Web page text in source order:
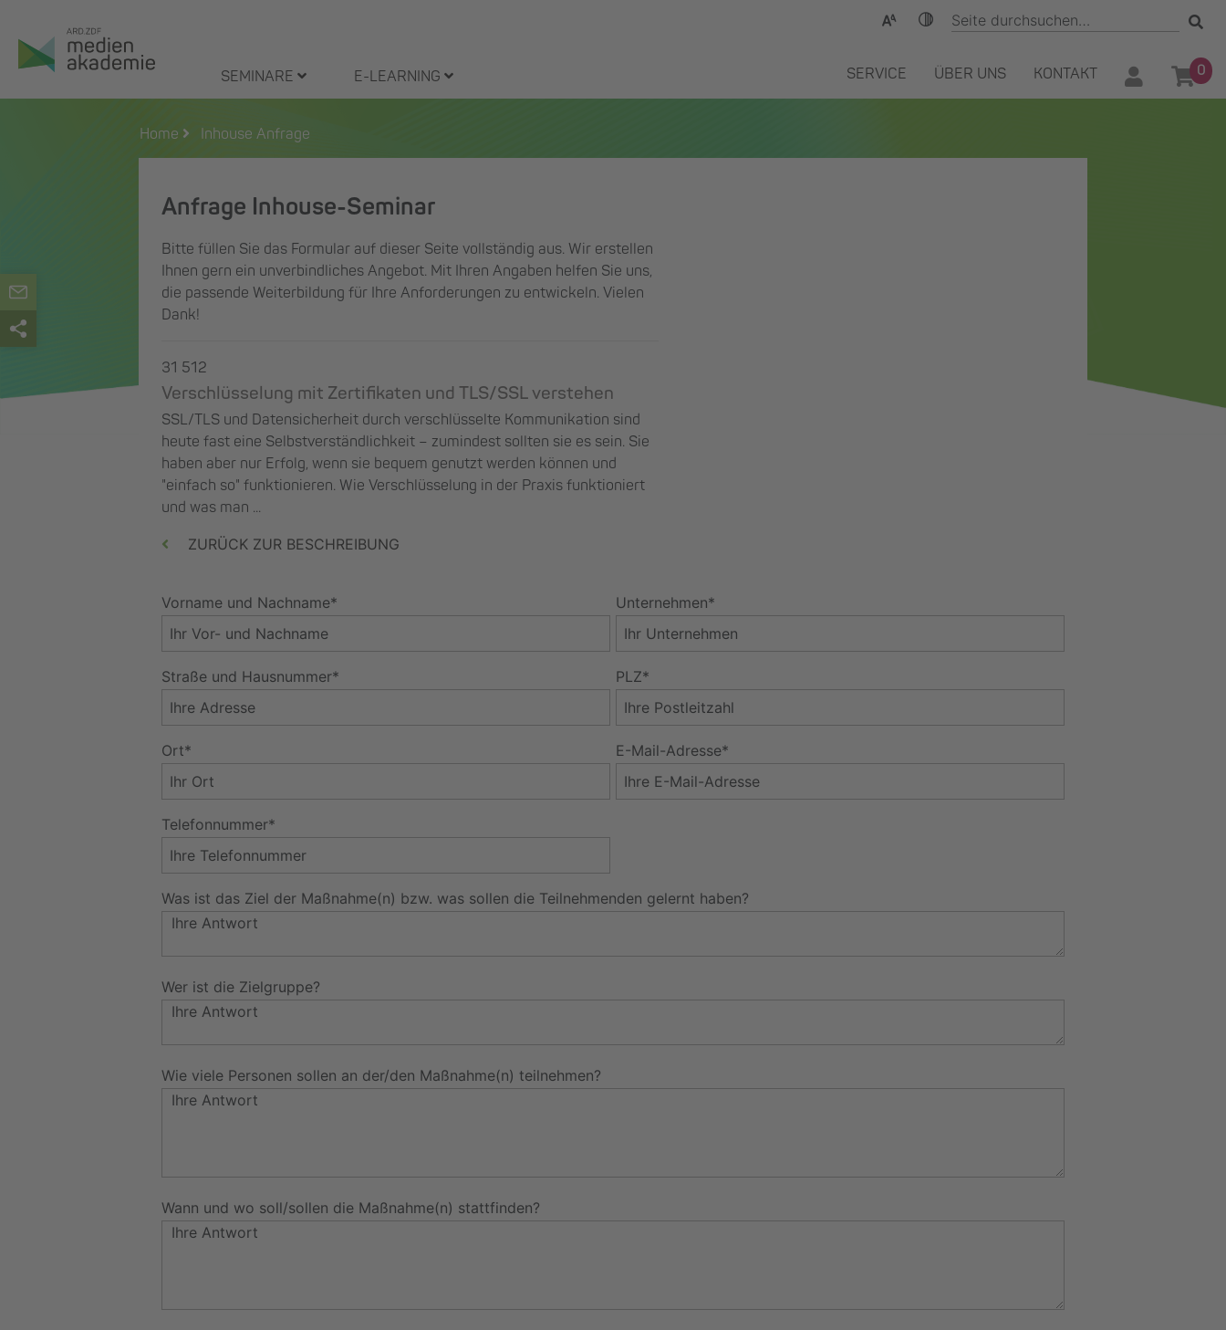
Inhalt
springen
SEMINARE E-LEARNING SERVICE ÜBER UNS KONTAKT 0
Home Inhouse Anfrage
Anfrage Inhouse-Seminar
Bitte füllen Sie das Formular auf dieser Seite vollständig aus. Wir erstellen
Ihnen gern ein unverbindliches Angebot. Mit Ihren Angaben helfen Sie uns,
die passende Weiterbildung für Ihre Anforderungen zu entwickeln. Vielen
Dank!
31 512
Verschlüsselung mit Zertifikaten und TLS/SSL verstehen
SSL/TLS und Datensicherheit durch verschlüsselte Kommunikation sind
heute fast eine Selbstverständlichkeit – zumindest sollten sie es sein. Sie
haben aber nur Erfolg, wenn sie bequem genutzt werden können und
"einfach so" funktionieren. Wie Verschlüsselung in der Praxis funktioniert
und was man ...
ZURÜCK ZUR BESCHREIBUNG
Vorname und Nachname* Unternehmen*
Straße und Hausnummer* PLZ*
Ort* E-Mail-Adresse*
Telefonnummer*
Was ist das Ziel der Maßnahme(n) bzw. was sollen die Teilnehmenden gelernt haben?
Wer ist die Zielgruppe?
Wie viele Personen sollen an der/den Maßnahme(n) teilnehmen?
Wann und wo soll/sollen die Maßnahme(n) stattfinden?